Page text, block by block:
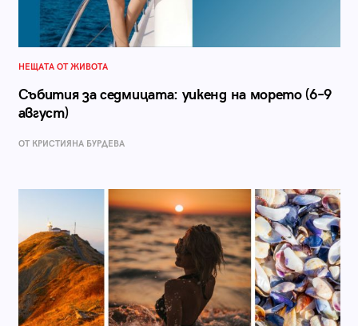
НЕЩАТА ОТ ЖИВОТА
Събития за седмицата: уикенд на морето (6–9
август)
ОТ КРИСТИЯНА БУРДЕВА